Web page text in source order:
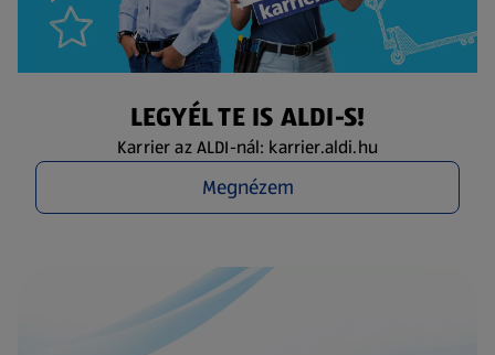
LEGYÉL TE IS ALDI-S!
Karrier az ALDI-nál: karrier.aldi.hu
Megnézem